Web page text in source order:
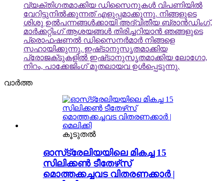
വ്യക്തിഗതമാക്കിയ ഡിസൈനുകൾ വിപണിയിൽ
വേറിട്ടുനിൽക്കുന്നത് എളുപ്പമാക്കുന്നു. നിങ്ങളുടെ
ശിശു ഉൽപന്നങ്ങൾക്കായി അദ്വിതീയ ബ്രാൻഡിംഗ്,
മാർക്കറ്റിംഗ് ആശയങ്ങൾ തിരിച്ചറിയാൻ ഞങ്ങളുടെ
പ്രൊഫഷണൽ ഡിസൈനർമാർ നിങ്ങളെ
സഹായിക്കുന്നു. ഇഷ്‌ടാനുസൃതമാക്കിയ
പ്രോജക്‌ടുകളിൽ ഇഷ്‌ടാനുസൃതമാക്കിയ ലോഗോ,
നിറം, പാക്കേജിംഗ് മുതലായവ ഉൾപ്പെടുന്നു.
വാർത്ത
കൂടുതൽ
ഓസ്‌ട്രേലിയയിലെ മികച്ച 15
സിലിക്കൺ ടീതേഴ്‌സ്
മൊത്തക്കച്ചവട വിതരണക്കാർ |